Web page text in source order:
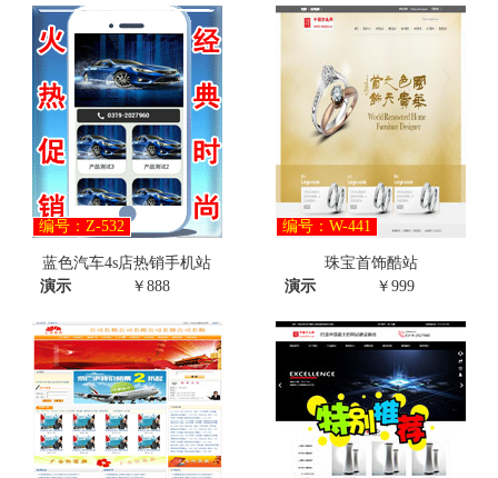
编号：Z-532
蓝色汽车4s店热销手机站
演示
￥888
编号：W-441
珠宝首饰酷站
演示
￥999